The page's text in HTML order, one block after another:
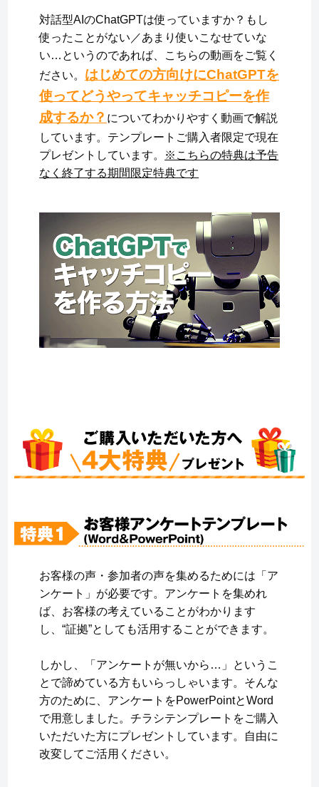
対話型AIのChatGPTは使っていますか？もし
使ったことがない／あまり使いこなせていな
い…というのであれば、こちらの動画をご覧く
ださい。 はじめての方向けにChatGPTを
使ってどうやってキャッチコピーを作
成するか？ についてわかりやすく動画で解説
しています。テンプレートご購入者限定で現在
プレゼントしています。
※こちらの特典は予告
なく終了する期間限定特典です
お客様の声・参加者の声を集めるためには「ア
ンケート」が必要です。アンケートを集めれ
ば、お客様の考えていることがわかります
し、“証拠”としても活用することができます。
しかし、「アンケートが無いから…」というこ
とで諦めている方もいらっしゃいます。そんな
方のために、アンケートをPowerPointとWord
で用意しました。チラシテンプレートをご購入
いただいた方にプレゼントしています。自由に
改変してご活用ください。